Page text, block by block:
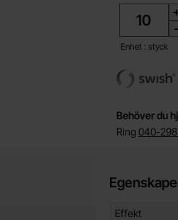
-
Enhet : styck
Behöver du
Ring 040-
Egenskaper/
Attribut
Effekt